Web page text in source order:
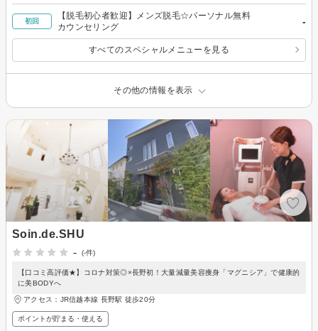
初回
【脱毛初心者歓迎】メンズ脱毛☆パーソナル無料
カウンセリング
-
すべてのスペシャルメニューを見る
その他の情報を表示
Soin.de.SHU
-
(-件)
【口コミ高評価★】コロナ対策◎×長野初！大量減量美容痩身「マグニシア」で健康的
に美BODYへ
アクセス：JR信越本線 長野駅 徒歩20分
ポイントが貯まる・使える